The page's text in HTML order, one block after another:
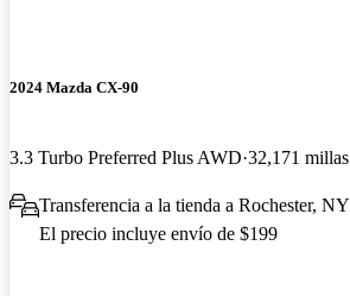
2024 Mazda CX-90
3.3 Turbo Preferred Plus AWD 32,171 millas
Transferencia a la tienda a Rochester, NY
El precio incluye envío de $199